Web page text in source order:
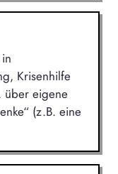
Krisenhilfe
über eigene
(z.B. eine